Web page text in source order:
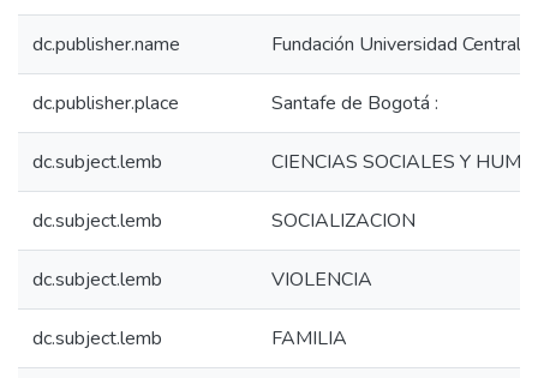
dc.publisher.name Fundación Universidad Central,
dc.publisher.place Santafe de Bogotá :
dc.subject.lemb CIENCIAS SOCIALES Y
dc.subject.lemb SOCIALIZACION
dc.subject.lemb VIOLENCIA
dc.subject.lemb FAMILIA